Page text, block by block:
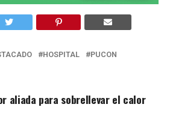
HOSPITAL
PUCON
aliada para sobrellevar el calor